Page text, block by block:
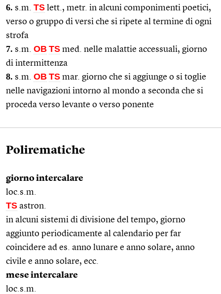
6. s.m. TS lett., metr. in alcuni componimenti poetici,
verso o gruppo di versi che si ripete al termine di ogni
strofa
7. s.m. OB TS med. nelle malattie accessuali, giorno
di intermittenza
8. s.m. OB TS mar. giorno che si aggiunge o si toglie
nelle navigazioni intorno al mondo a seconda che si
proceda verso levante o verso ponente
Polirematiche
giorno intercalare
loc.s.m.
TS astron.
in alcuni sistemi di divisione del tempo, giorno
aggiunto periodicamente al calendario per far
coincidere ad es. anno lunare e anno solare, anno
civile e anno solare, ecc.
mese intercalare
loc.s.m.